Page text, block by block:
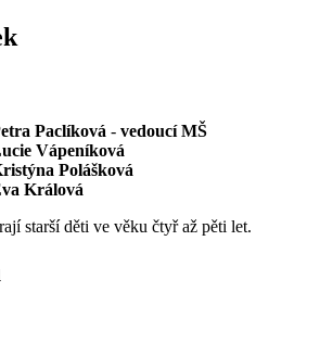
Paclíková - vedoucí MŠ
Vápeníková
Polášková
Králová
starší děti ve věku čtyř až pěti let.